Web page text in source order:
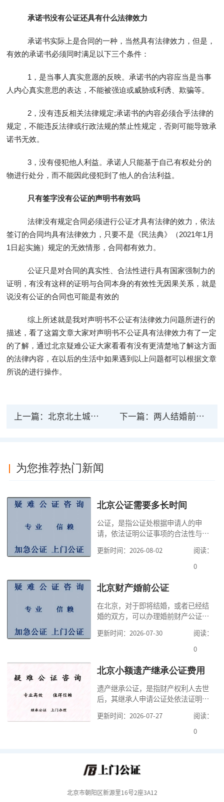
承诺书没有公证还具有什么法律效力
承诺书实际上是合同的一种，当然具有法律效力，但是，
有效的承诺书必须同时满足以下三个条件：
1，是当事人真实意愿的反映。承诺书的内容应当是当事
人内心真实意思的表达，不能被强迫或威胁或利诱、欺骗等。
2，没有违反相关法律规定;承诺书的内容必须合乎法律的
规定，不能违反法律或行政法规的禁止性规定，否则可能导致承
诺书无效。
3，没有侵犯他人利益。承诺人只能基于自己有权处分的
物进行处分，而不能因此侵犯到了他人的合法利益。
只有签字没有公证的声明书有效吗
法律没有规定合同必须进行公证才具有法律的效力，依法
签订的合同均具有法律效力，只要不是《民法典》（2021年1月
1日起实施）规定的无效情形，合同都有效力。
公证只是对合同的真实性、合法性进行具有国家强制力的
证明，有没有这样的证明与合同本身的有效性无因果关系，就是
说没有公证的合同也可能是有效的
综上所述就是我对声明书不公证有法律效力问题所进行的
描述，看了这篇文章大家对声明书不公证具有法律效力有了一定
的了解，通过北京疑难公证大家看看有没有更清楚地了解这方面
的法律内容，在以后的生活中如果遇到以上问题都可以根据文章
所说的进行操作。
上一篇：北京北土城法律公证机构的位置如何查找 下一篇： 两人结婚前公证法律效力是怎样的
为您推荐热门新闻
北京公证需要多长时间
公证，是指公证处根据申请人的申
请，依法证明公证事项的合法性与真
高公证事项的效力，固定证据，但是
很多人不知道在北京办理公证需要多
家，办理公证的时候除了需要按照公
道北京公证需要什么材料,北京公证需
要多少钱？北京公
更新时间：2026-08-02
阅读：
0
北京财产婚前公证
在北京，对于即将结婚，或者已经结
婚的双方，可以办理婚前财产公证，
式，可以避免个人财产引发的纠纷，
但是，在北京办理婚前财产公证，除
料外，公证咨询告诉大家，我们有必
京婚前财产公证机构？了解这些不仅
有利于我们根
更新时间：2026-07-30
阅读：
0
北京小额遗产继承公证费用
遗产继承公证，是指财产权利人去世
后，其继承人申请公证处依法证明继
的证明活动。通过公证，继承人可以
拿着享有继承权的公证书办理遗产过
费。我们在办理继承公证的时候，需
更新时间：2026-07-27
阅读：
0
北京市朝阳区新源里16号2座3A12